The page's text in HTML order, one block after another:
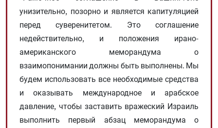
унизительно, позорно и является капитуляцией
перед суверенитетом. Это соглашение
недействительно, и положения ирано-
американского меморандума о
взаимопонимании должны быть выполнены. Мы
будем использовать все необходимые средства
и оказывать международное и арабское
давление, чтобы заставить вражеский Израиль
выполнить первый абзац меморандума о